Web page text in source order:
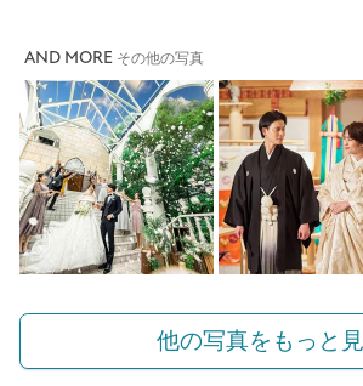
AND MORE その他の写真
他の写真をもっと